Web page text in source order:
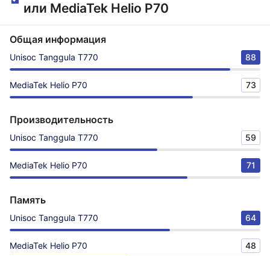
или MediaTek Helio P70
Общая информация
Unisoc Tanggula T770 88
MediaTek Helio P70 73
Производительность
Unisoc Tanggula T770 59
MediaTek Helio P70 71
Память
Unisoc Tanggula T770 64
MediaTek Helio P70 48